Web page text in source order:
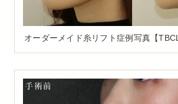
オーダーメイド糸リフト症例写真【